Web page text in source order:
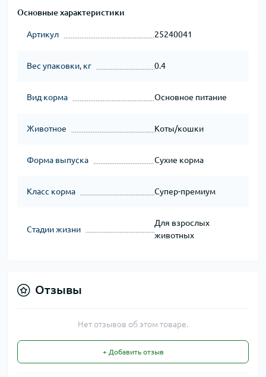
Основные характеристики
Артикул 25240041
Вес упаковки, кг 0.4
Вид корма Основное питание
Животное Коты/кошки
Форма выпуска Сухие корма
Класс корма Супер-премиум
Стадии жизни
Для взрослых
животных
Отзывы
Нет отзывов об этом товаре.
+ Добавить отзыв